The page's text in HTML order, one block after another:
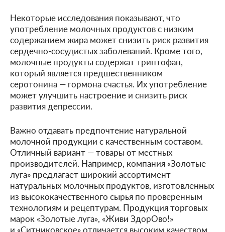
Некоторые исследования показывают, что
употребление молочных продуктов с низким
содержанием жира может снизить риск развития
сердечно-сосудистых заболеваний. Кроме того,
молочные продукты содержат триптофан,
который является предшественником
серотонина — гормона счастья. Их употребление
может улучшить настроение и снизить риск
развития депрессии.
Важно отдавать предпочтение натуральной
молочной продукции с качественным составом.
Отличный вариант — товары от местных
производителей. Например, компания «Золотые
луга» предлагает широкий ассортимент
натуральных молочных продуктов, изготовленных
из высококачественного сырья по проверенным
технологиям и рецептурам. Продукция торговых
марок «Золотые луга», «Живи ЗдорОво!»
и «Ситниковское» отличается высоким качеством,